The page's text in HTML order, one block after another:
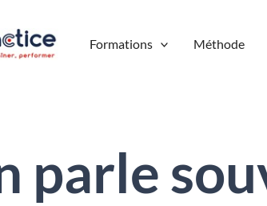
Formations Méthode
parle